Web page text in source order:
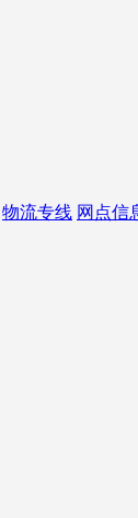
物流专线 网点信